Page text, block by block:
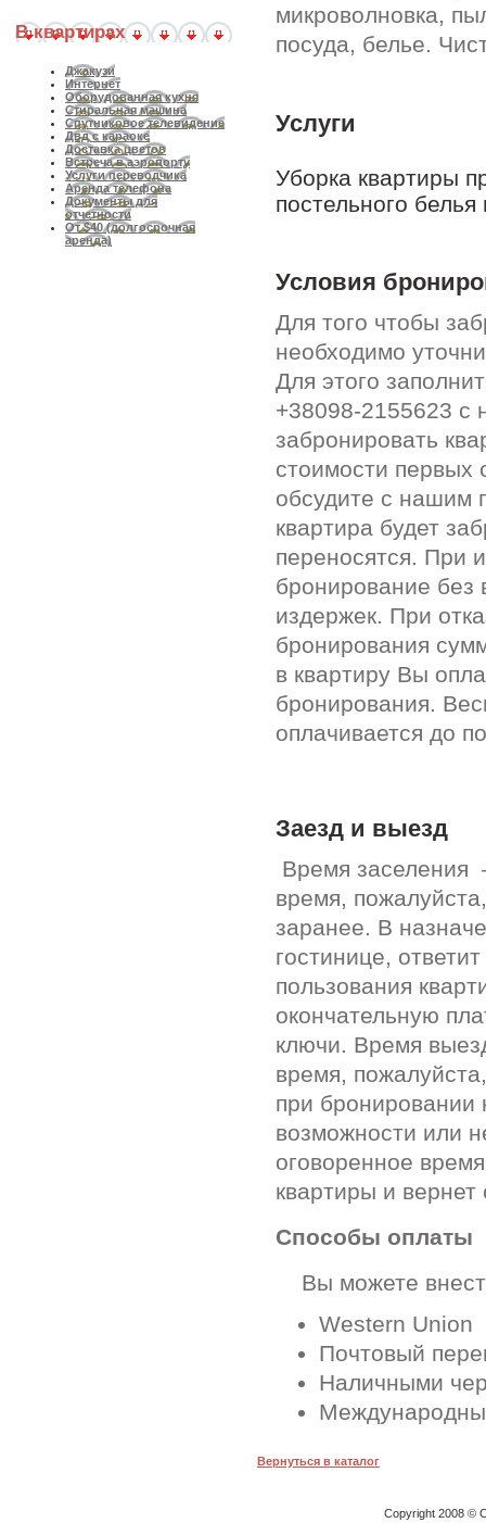
В квартирах
Джакузи
Интернет
Оборудованная кухня
Стиральная машина
Спутниковое телевидение
Двд с караоке
Доставка цветов
Встреча в аэропорту
Услуги переводчика
Аренда телефона
Документы для
отчетности
От $40 (долгосрочная
аренда)
микроволновка,
посуда, белье.
Услуги
Уборка квартиры
постельного
Условия
Для того чтобы
необходимо
Для этого
+38098-2155623 с
забронировать
стоимости первых
обсудите с нашим
квартира будет
переносятся. При
бронирование без
издержек. При
бронирования
в квартиру Вы
бронирования.
оплачивается до
Заезд и выезд
Время заселения
время,
заранее. В
гостинице,
пользования
окончательную
ключи. Время
время,
при
возможности или
оговоренное
квартиры и вернет
Способы оплаты
Вы можете
Western Union
Почтовый
Наличными
Вернуться в каталог
Copyright 2008 ©